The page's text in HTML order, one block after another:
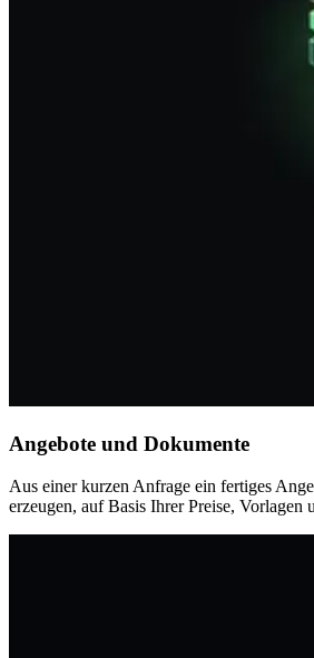
Angebote und Dokumente
Aus einer kurzen Anfrage ein fertiges
erzeugen, auf Basis Ihrer Preise, Vorlagen